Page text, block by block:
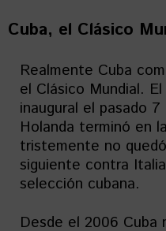
Cuba, el Clásico
Realmente Cuba
el Clásico Mundial.
inaugural el pasado
Holanda terminó en
tristemente no
siguiente contra
selección cubana.
Desde el 2006 Cuba